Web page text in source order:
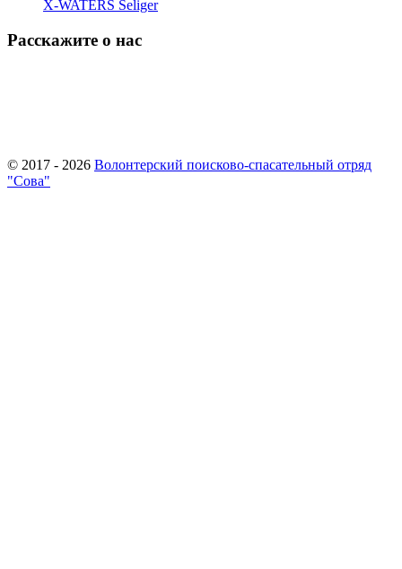
X-WATERS Seliger
Расскажите о нас
© 2017 - 2026 Волонтерский поисково-спасательный отряд
"Сова"